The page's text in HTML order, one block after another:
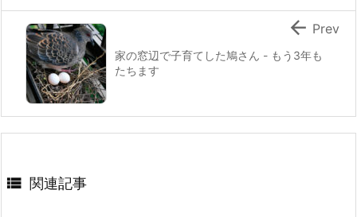
家の窓辺で子育てした鳩さん - もう3年も
たちます
 Prev
 関連記事